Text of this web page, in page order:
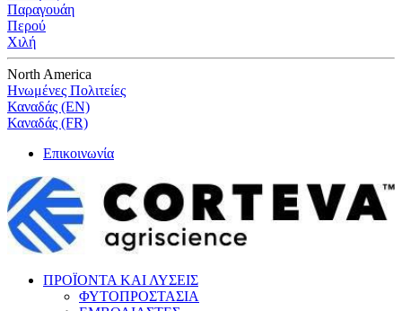
Παραγουάη
Περού
Χιλή
North America
Ηνωμένες Πολιτείες
Καναδάς (EN)
Καναδάς (FR)
Επικοινωνία
ΠΡΟΪΟΝΤΑ ΚΑΙ ΛΥΣΕΙΣ
ΦΥΤΟΠΡΟΣΤΑΣΙΑ